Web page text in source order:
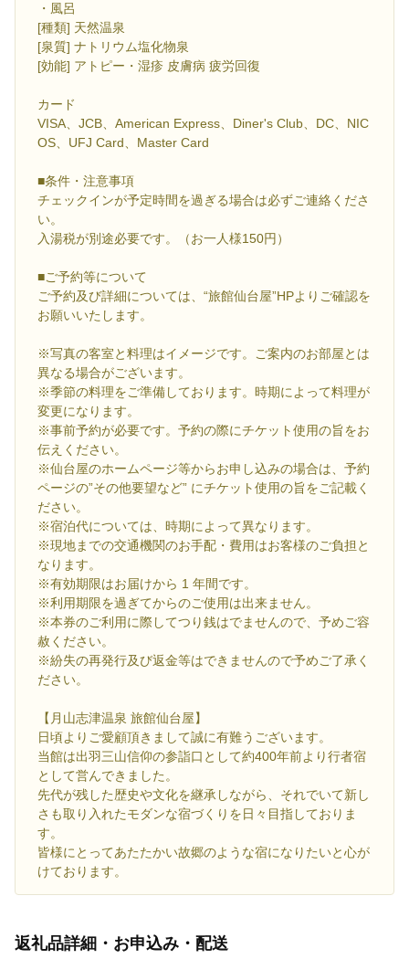
・風呂
[種類] 天然温泉
[泉質] ナトリウム塩化物泉
[効能] アトピー・湿疹 皮膚病 疲労回復
カード
VISA、JCB、American Express、Diner's Club、DC、NIC
OS、UFJ Card、Master Card
■条件・注意事項
チェックインが予定時間を過ぎる場合は必ずご連絡くださ
い。
入湯税が別途必要です。（お一人様150円）
■ご予約等について
ご予約及び詳細については、“旅館仙台屋”HPよりご確認を
お願いいたします。
※写真の客室と料理はイメージです。ご案内のお部屋とは
異なる場合がございます。
※季節の料理をご準備しております。時期によって料理が
変更になります。
※事前予約が必要です。予約の際にチケット使用の旨をお
伝えください。
※仙台屋のホームページ等からお申し込みの場合は、予約
ページの”その他要望など” にチケット使用の旨をご記載く
ださい。
※宿泊代については、時期によって異なります。
※現地までの交通機関のお手配・費用はお客様のご負担と
なります。
※有効期限はお届けから 1 年間です。
※利用期限を過ぎてからのご使用は出来ません。
※本券のご利用に際してつり銭はでませんので、予めご容
赦ください。
※紛失の再発行及び返金等はできませんので予めご了承く
ださい。
【月山志津温泉 旅館仙台屋】
日頃よりご愛顧頂きまして誠に有難うございます。
当館は出羽三山信仰の参詣口として約400年前より行者宿
として営んできました。
先代が残した歴史や文化を継承しながら、それでいて新し
さも取り入れたモダンな宿づくりを日々目指しておりま
す。
皆様にとってあたたかい故郷のような宿になりたいと心が
けております。
返礼品詳細・お申込み・配送